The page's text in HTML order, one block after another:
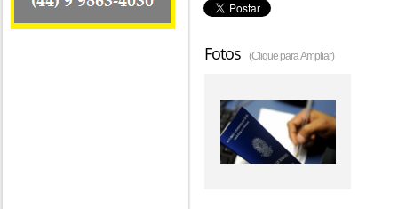
Fotos (Clique para Ampliar)